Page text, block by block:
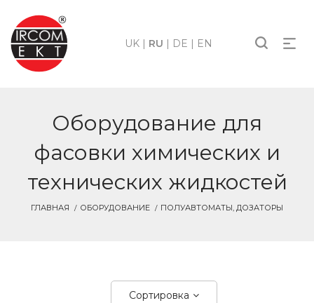
UK| RU | DE | EN
Оборудование для
фасовки химических и
технических жидкостей
ГЛАВНАЯ ОБОРУДОВАНИЕ ПОЛУАВТОМАТЫ, ДОЗАТОРЫ
Сортировка